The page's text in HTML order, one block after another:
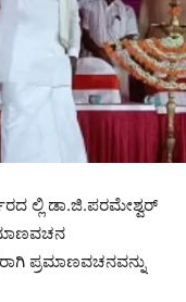
ಲ್ಲಿ ಡಾ.ಜಿ.ಪರಮೇಶ್ವರ್
ಪ್ರಮಾಣವಚನವನ್ನು